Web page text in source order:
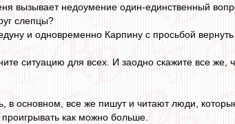
вызывает недоумение один-единственный
слепцы?
и одновременно Карпину с просьбой
ситуацию для всех. И заодно скажите все же,
в основном, все же пишут и читают люди,
как можно больше.